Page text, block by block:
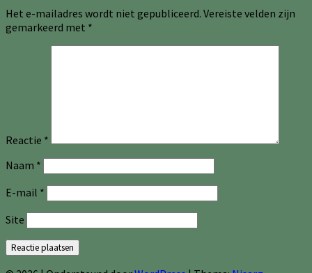
Het e-mailadres wordt niet gepubliceerd. Vereiste velden zijn
gemarkeerd met *
Reactie *
Naam *
E-mail *
Site